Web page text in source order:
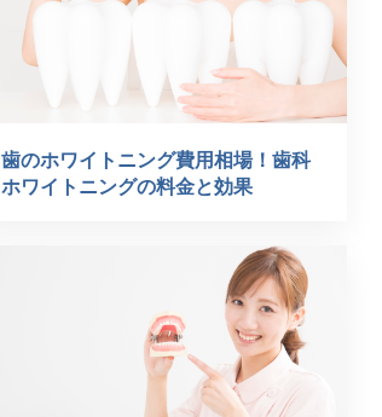
歯のホワイトニング費用相場！歯科
ホワイトニングの料金と効果